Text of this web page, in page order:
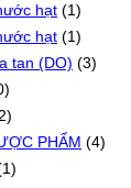
hạt (1)
hạt (1)
tan (DO) (3)
PHẨM (4)